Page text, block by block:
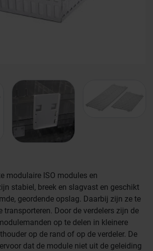
modulaire ISO modules en
stabiel, breek en slagvast en geschikt
geordende opslag. Daarbij zijn ze te
transporteren. Door de verdelers zijn de
op te delen in kleinere
op de rand of op de verdeler. De
dat de module niet uit de geleiding
industrie